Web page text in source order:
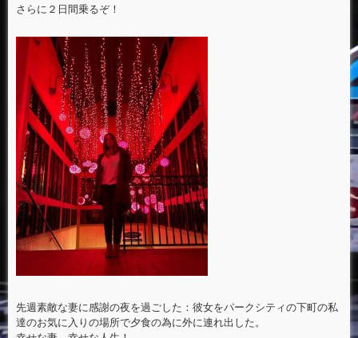
さらに２日間乗るぞ！
先週素敵な妻に感謝の夜を過ごした：彼女をパークシティの下町の私
達のお気に入りの場所で夕食の為に外に連れ出した。